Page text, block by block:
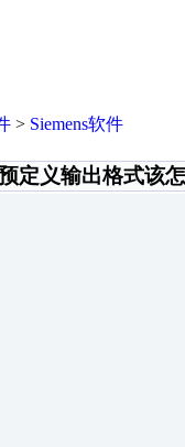
> Siemens软件
定义输出格式该